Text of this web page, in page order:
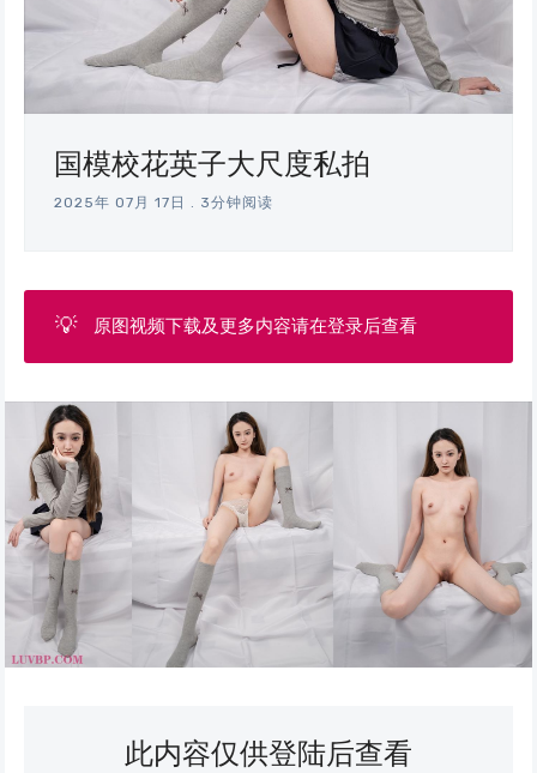
国模校花英子大尺度私拍
2025年 07月 17日 3分钟阅读
💡 原图视频下载及更多内容请在登录后查看
此内容仅供登陆后查看